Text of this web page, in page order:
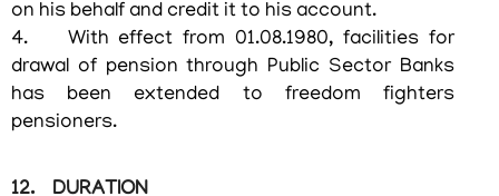
ഡൗൺലോഡുകൾ
മുദ്ര
on his behalf and credit it to his account.
4. With effect from 01.08.1980, facilities for
drawal of pension through Public Sector Banks
has been extended to freedom fighters
pensioners.
12. DURATION